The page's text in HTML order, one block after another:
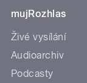
mujRozhlas
Živé vysílání
Audioarchiv
Podcasty